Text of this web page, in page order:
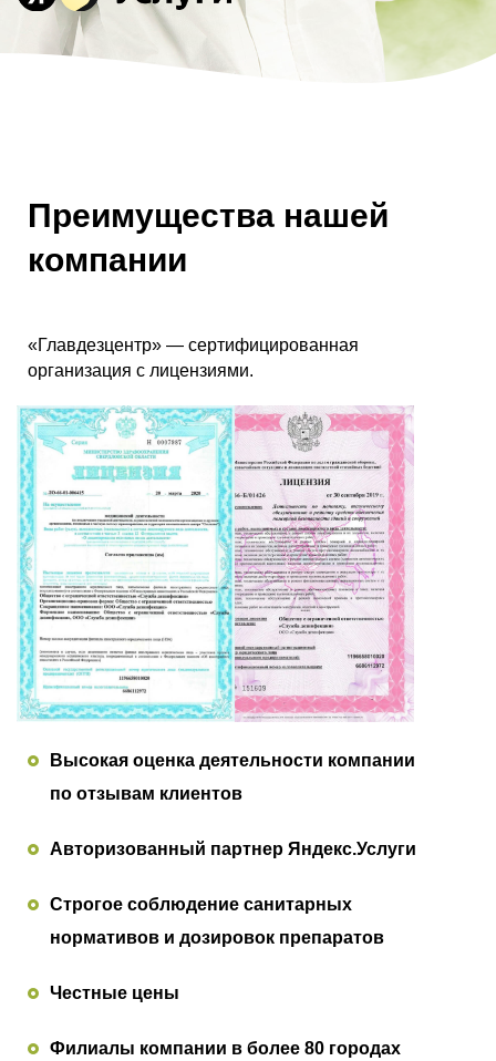
Преимущества нашей
компании
«Главдезцентр» — сертифицированная
организация с лицензиями.
Высокая оценка деятельности компании
по отзывам клиентов
Авторизованный партнер Яндекс.Услуги
Строгое соблюдение санитарных
нормативов и дозировок препаратов
Честные цены
Филиалы компании в более 80 городах